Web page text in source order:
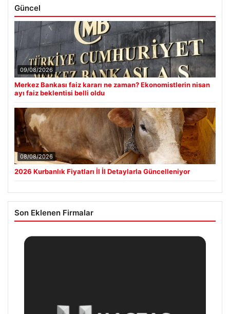
Güncel
09/08/2026
Merkez Bankası faiz kararı ne zaman? Ekonomistlerin nisan
ayı faiz beklentisi belli oldu
08/08/2026
2026 Kurbanlık Fiyatları İl İl Detaylarla Güncelleniyor
Son Eklenen Firmalar